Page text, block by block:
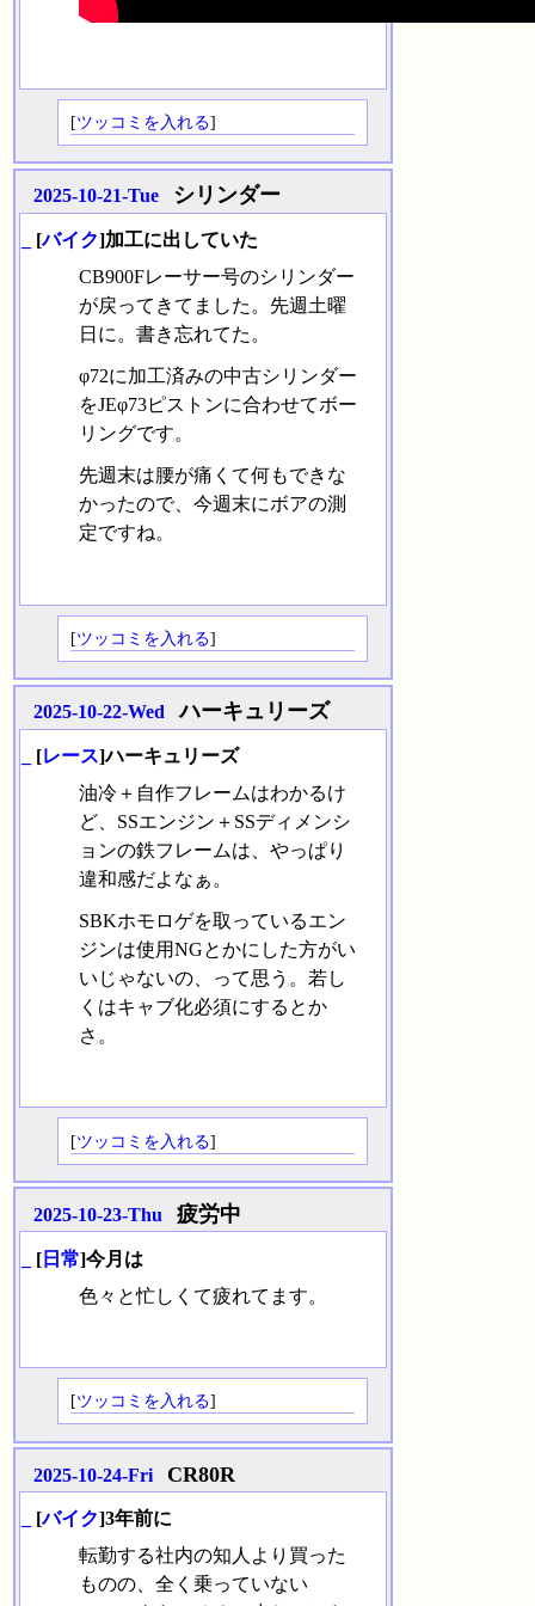
[ツッコミを入れる]
2025-10-21-Tue シリンダー
[バイク]加工に出していた
CB900Fレーサー号のシリンダー
が戻ってきてました。先週土曜
日に。書き忘れてた。
φ72に加工済みの中古シリンダー
をJEφ73ピストンに合わせてボー
リングです。
先週末は腰が痛くて何もできな
かったので、今週末にボアの測
定ですね。
[ツッコミを入れる]
2025-10-22-Wed ハーキュリーズ
[レース]ハーキュリーズ
油冷＋自作フレームはわかるけ
ど、SSエンジン＋SSディメンシ
ョンの鉄フレームは、やっぱり
違和感だよなぁ。
SBKホモロゲを取っているエン
ジンは使用NGとかにした方がい
いじゃないの、って思う。若し
くはキャブ化必須にするとか
さ。
[ツッコミを入れる]
2025-10-23-Thu 疲労中
[ 日常]今月は
色々と忙しくて疲れてます。
[ツッコミを入れる]
2025-10-24-Fri CR80R
[バイク]3年前に
転勤する社内の知人より買った
ものの、全く乗っていない